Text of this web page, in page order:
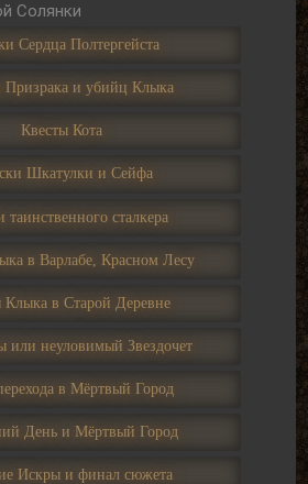
Солянки
Сердца Полтергейста
Призрака и убийц Клыка
Квесты Кота
Шкатулки и Сейфа
таинственного сталкера
в Варлабе, Красном Лесу
Клыка в Старой Деревне
или неуловимый Звездочет
в Мёртвый Город
День и Мёртвый Город
Искры и финал сюжета